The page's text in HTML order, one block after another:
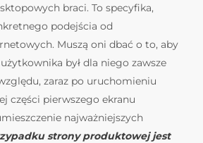
braci. To specyfika,
podejścia od
Muszą oni dbać o to, aby
był dla niego zawsze
zaraz po uruchomieniu
części pierwszego ekranu
najważniejszych
strony produktowej jest